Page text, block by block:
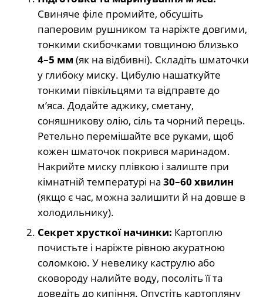
Свиняче філе промийте, обсушіть
паперовим рушником та наріжте довгими,
тонкими скибочками товщиною близько
4–5 мм (як на відбивні). Складіть шматочки
у глибоку миску. Цибулю нашаткуйте
тонкими півкільцями та відправте до
м’яса. Додайте аджику, сметану,
соняшникову олію, сіль та чорний перець.
Ретельно перемішайте все руками, щоб
кожен шматочок покрився маринадом.
Накрийте миску плівкою і залиште при
кімнатній температурі на 30–60 хвилин
(якщо є час, можна залишити й на довше в
холодильнику).
Секрет хрусткої начинки: Картоплю
почистьте і наріжте рівною акуратною
соломкою. У невелику каструлю або
сковороду налийте воду, посоліть її та
доведіть до кипіння. Опустіть картопляну